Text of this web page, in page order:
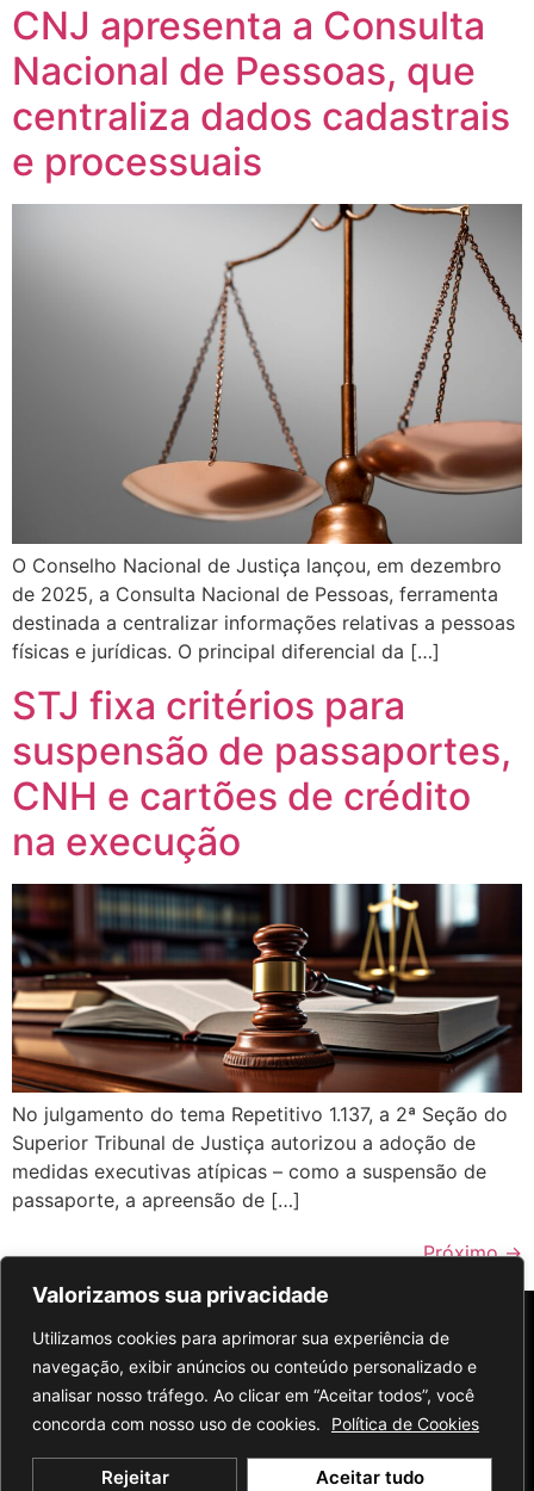
Valorizamos sua privacidade
Utilizamos cookies para aprimorar sua experiência de
navegação, exibir anúncios ou conteúdo personalizado e
analisar nosso tráfego. Ao clicar em “Aceitar todos”, você
concorda com nosso uso de cookies.
Política de Cookies
Rejeitar Aceitar tudo
CNJ apresenta a Consulta
Nacional de Pessoas, que
centraliza dados cadastrais
e processuais
O Conselho Nacional de Justiça lançou, em dezembro
de 2025, a Consulta Nacional de Pessoas, ferramenta
destinada a centralizar informações relativas a pessoas
físicas e jurídicas. O principal diferencial da […]
STJ fixa critérios para
suspensão de passaportes,
CNH e cartões de crédito
na execução
No julgamento do tema Repetitivo 1.137, a 2ª Seção do
Superior Tribunal de Justiça autorizou a adoção de
medidas executivas atípicas – como a suspensão de
passaporte, a apreensão de […]
Próximo→
© 2026 Cescon. Todos os
direitos reservados.
Política de
Privacidade
Termos de
Serviço